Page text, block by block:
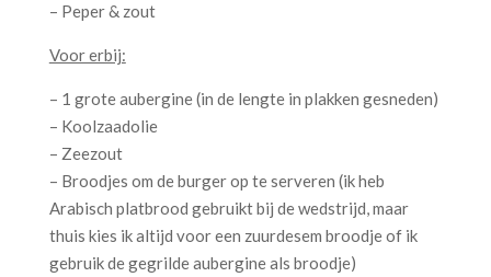
– Peper & zout
Voor erbij:
– 1 grote aubergine (in de lengte in plakken gesneden)
– Koolzaadolie
– Zeezout
– Broodjes om de burger op te serveren (ik heb
Arabisch platbrood gebruikt bij de wedstrijd, maar
thuis kies ik altijd voor een zuurdesem broodje of ik
gebruik de gegrilde aubergine als broodje)